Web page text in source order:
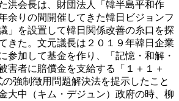
洪会長は、財団法人「韓半島平和作
余りの間開催してきた韓日ビジョンフ
」を設置して韓日関係改善の糸口を探
きた。文元議長は２０１９年韓日企業
参加して基金を作り、「記憶・和解・
害者に賠償金を支給する「１＋１＋
強制徴用問題解決法を提示したこと
大中（キム・デジュン）政府の時、柳